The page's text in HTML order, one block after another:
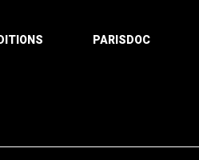
PARISDOC